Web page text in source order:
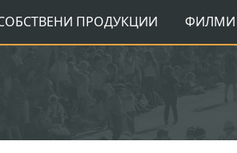
ПРОДУКЦИИ ФИЛМИ